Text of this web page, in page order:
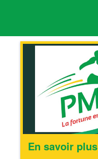
En savoir plus